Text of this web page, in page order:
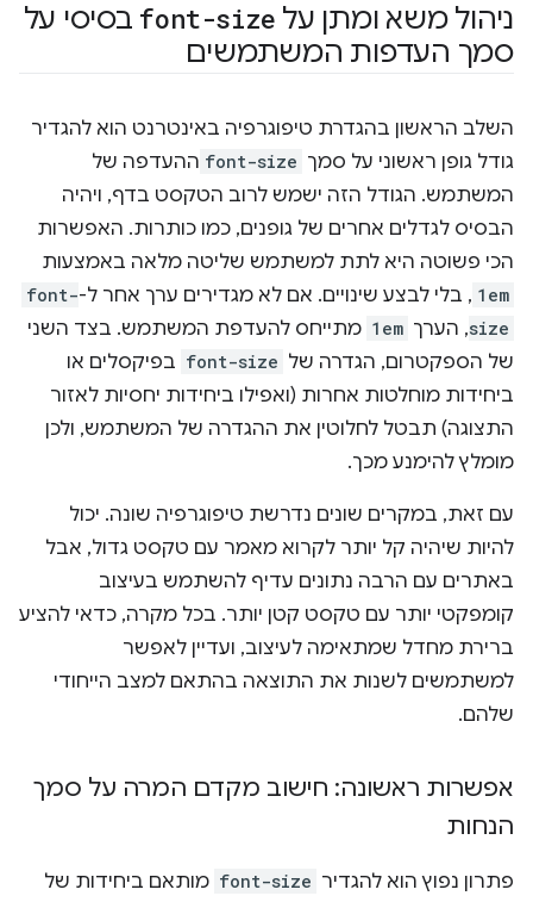
ניהול משא ומתן על font-size בסיסי על
סמך העדפות המשתמשים
השלב הראשון בהגדרת טיפוגרפיה באינטרנט הוא להגדיר
גודל גופן ראשוני על סמך font-size ההעדפה של
המשתמש. הגודל הזה ישמש לרוב הטקסט בדף, ויהיה
הבסיס לגדלים אחרים של גופנים, כמו כותרות. האפשרות
הכי פשוטה היא לתת למשתמש שליטה מלאה באמצעות
1em , בלי לבצע שינויים. אם לא מגדירים ערך אחר ל-font-
size, הערך 1em מתייחס להעדפת המשתמש. בצד השני
של הספקטרום, הגדרה של font-size בפיקסלים או
ביחידות מוחלטות אחרות (ואפילו ביחידות יחסיות לאזור
התצוגה) תבטל לחלוטין את ההגדרה של המשתמש, ולכן
מומלץ להימנע מכך.
עם זאת, במקרים שונים נדרשת טיפוגרפיה שונה. יכול
להיות שיהיה קל יותר לקרוא מאמר עם טקסט גדול, אבל
באתרים עם הרבה נתונים עדיף להשתמש בעיצוב
קומפקטי יותר עם טקסט קטן יותר. בכל מקרה, כדאי להציע
ברירת מחדל שמתאימה לעיצוב, ועדיין לאפשר
למשתמשים לשנות את התוצאה בהתאם למצב הייחודי
שלהם.
אפשרות ראשונה: חישוב מקדם המרה על סמך
הנחות
פתרון נפוץ הוא להגדיר font-size מותאם ביחידות של